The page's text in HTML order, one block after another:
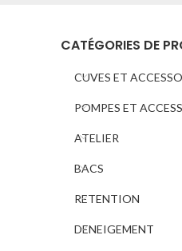
CATÉGORIES DE
CUVES ET
POMPES ET
ATELIER
BACS
RETENTION
DENEIGEMENT